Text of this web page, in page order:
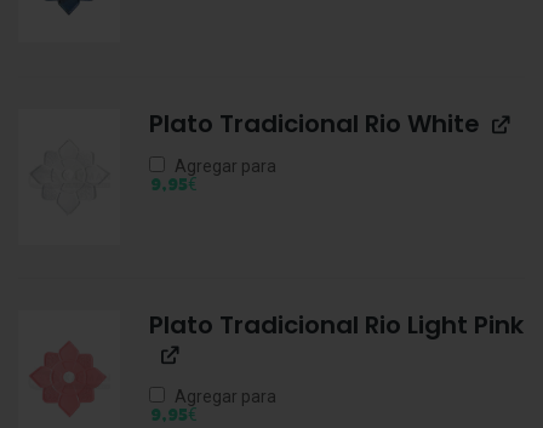
Plato Tradicional Rio White
Agregar para
9,95€
Plato Tradicional Rio Light Pink
Agregar para
9,95€